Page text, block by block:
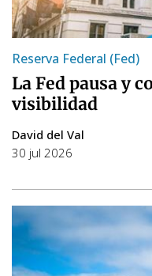
Reserva Federal (Fed)
La Fed pausa y
visibilidad
David del Val
30 jul 2026